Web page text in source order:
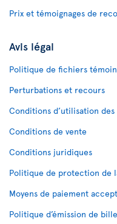
Prix et témoignages de
Avis légal
Politique de fichiers
Perturbations et recours
Conditions d’utilisation
Conditions de vente
Conditions juridiques
Politique de protection de
Moyens de paiement
Politique d’émission de